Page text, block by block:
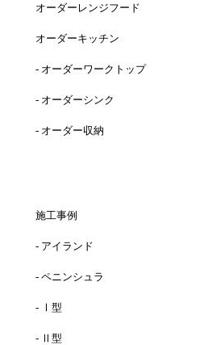
オーダーレンジフード
オーダーキッチン
- オーダーワークトップ
- オーダーシンク
- オーダー収納
施工事例
- アイランド
- ペニンシュラ
- Ⅰ型
- Ⅱ型